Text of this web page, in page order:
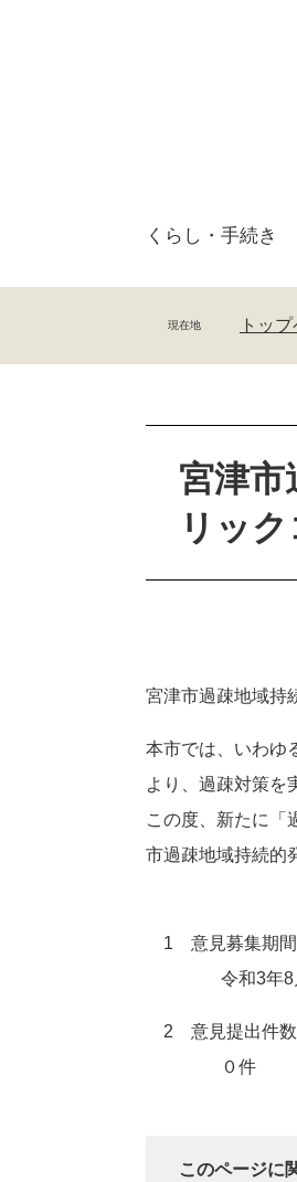
くらし・ 手続き
現在地 トッ
宮津市
リッ
宮津市過疎地域持
本市では、いわゆ
より、過疎対策を
この度、新たに「
市過疎地域持続的
1 意見募集期間
令和3年8月20
2 意見提出件数
０件
このページに